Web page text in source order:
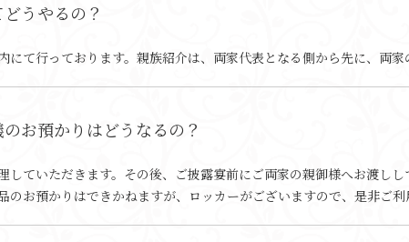
うやるの？
にて行っております。親族紹介は、両家代表となる側から先に、両
お預かりはどうなるの？
していただきます。その後、ご披露宴前にご両家の親御様へお渡しし
のお預かりはできかねますが、ロッカーがございますので、是非ご利